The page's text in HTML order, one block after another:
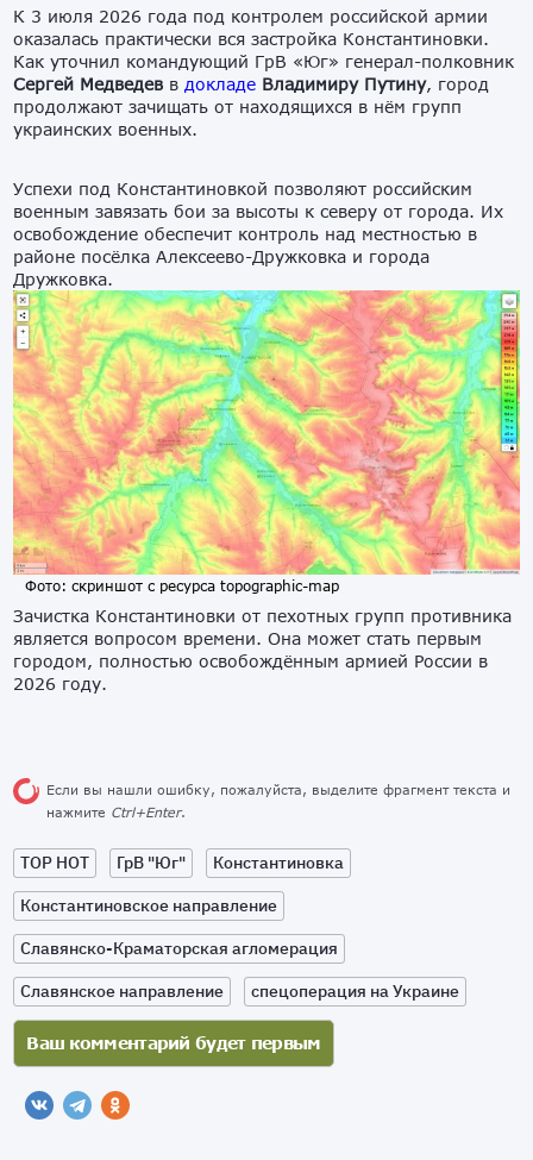
К 3 июля 2026 года под контролем российской армии
оказалась практически вся застройка Константиновки.
Как уточнил командующий ГрВ «Юг» генерал-полковник
Сергей Медведев в докладе Владимиру Путину, город
продолжают зачищать от находящихся в нём групп
украинских военных.
Успехи под Константиновкой позволяют российским
военным завязать бои за высоты к северу от города. Их
освобождение обеспечит контроль над местностью в
районе посёлка Алексеево-Дружковка и города
Дружковка.
Фото: скриншот с ресурса topographic-map
Зачистка Константиновки от пехотных групп противника
является вопросом времени. Она может стать первым
городом, полностью освобождённым армией России в
2026 году.
Если вы нашли ошибку, пожалуйста, выделите фрагмент текста и
нажмите Ctrl+Enter.
TOP HOT ГрВ "Юг"
Константиновка
Константиновское направление
Славянско-Краматорская агломерация
Славянское направление
спецоперация на Украине